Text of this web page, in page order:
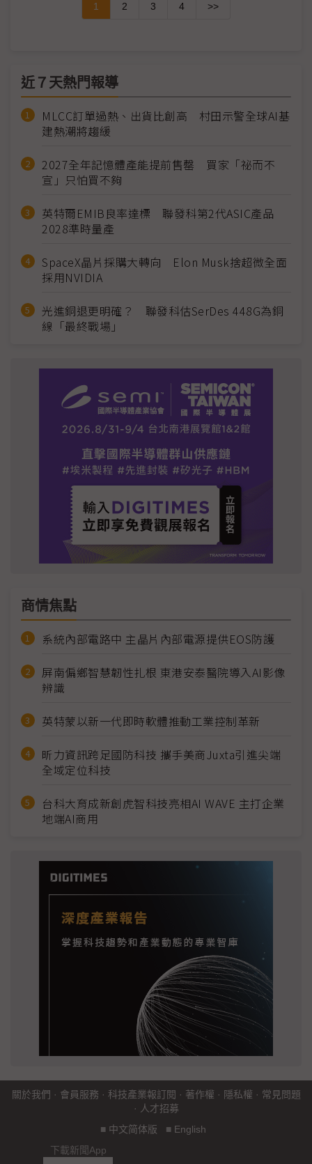
1 2 3 4 >>
近７天熱門報導
MLCC訂單過熱、出貨比創高 村田示警全球AI基
建熱潮將趨緩
2027全年記憶體產能提前售罄 買家「祕而不
宣」只怕買不夠
英特爾EMIB良率達標 聯發科第2代ASIC產品
2028準時量產
SpaceX晶片採購大轉向 Elon Musk捨超微全面
採用NVIDIA
光進銅退更明確？ 聯發科估SerDes 448G為銅
線「最終戰場」
商情焦點
系統內部電路中 主晶片內部電源提供EOS防護
屏南偏鄉智慧韌性扎根 東港安泰醫院導入AI影像
辨識
英特蒙以新一代即時軟體推動工業控制革新
昕力資訊跨足國防科技 攜手美商Juxta引進尖端
全域定位科技
台科大育成新創虎智科技亮相AI WAVE 主打企業
地端AI商用
關於我們 · 會員服務 · 科技產業報訂閱 · 著作權 · 隱私權 · 常見問題
· 人才招募
■ 中文简体版 ■ English
下載新聞App